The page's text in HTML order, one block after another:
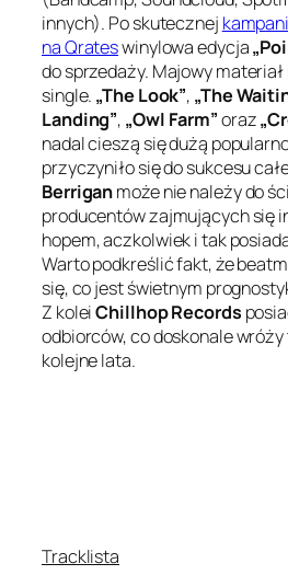
innych). Po skutecznej
na Qrateswinylowa edycja
do sprzedaży. Majowy
single. „The Look”, „The
Landing”, „Owl Farm”oraz
nadal cieszą się dużą
przyczyniło się do sukcesu
Berriganmoże nie należy do
producentów zajmujących się
hopem, aczkolwiek i tak
Warto podkreślić fakt, że
się, co jest świetnym
Z koleiChillhop Records
odbiorców, co doskonale
kolejne lata.
Tracklista